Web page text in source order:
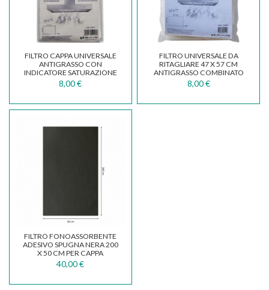
FILTRO CAPPA UNIVERSALE
ANTIGRASSO CON
INDICATORE SATURAZIONE
MISURE 47 X 114 CM
8,00 €
FILTRO UNIVERSALE DA
RITAGLIARE 47 X 57 CM
ANTIGRASSO COMBINATO
CARBONE ATTIVO FK025
8,00 €
FILTRO FONOASSORBENTE
ADESIVO SPUGNA NERA 200
X 50 CM PER CAPPA
40,00 €